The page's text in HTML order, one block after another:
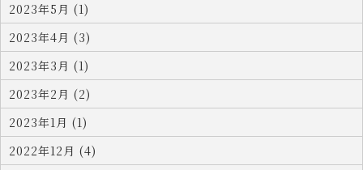
2023年5月 (1)
2023年4月 (3)
2023年3月 (1)
2023年2月 (2)
2023年1月 (1)
2022年12月 (4)